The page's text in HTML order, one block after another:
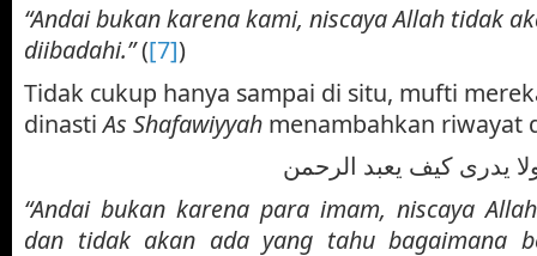
“Andai bukan karena kami, niscaya Allah tidak
diibadahi.”([7])
Tidak cukup hanya sampai di situ, mufti
dinastiAs Shafawiyyah menambahkan riwayat
يدرى كيف يعبد الرحمن
“Andai bukan karena para imam, niscaya
dan tidak akan ada yang tahu bagaimana